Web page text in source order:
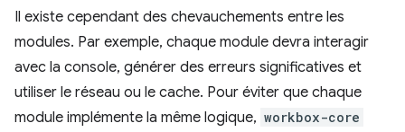
Il existe cependant des chevauchements entre les
modules. Par exemple, chaque module devra interagir
avec la console, générer des erreurs significatives et
utiliser le réseau ou le cache. Pour éviter que chaque
module implémente la même logique, workbox-core